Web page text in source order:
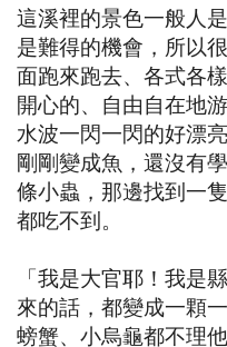
這溪裡的景色一般人
是難得的機會，所以
面跑來跑去、各式各
開心的、自由自在地
水波一閃一閃的好漂
剛剛變成魚，還沒有
條小蟲，那邊找到一
都吃不到。
「我是大官耶！我是
來的話，都變成一顆
螃蟹、小烏龜都不理他